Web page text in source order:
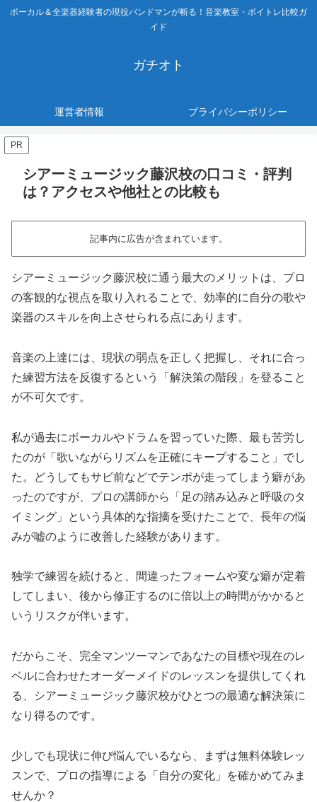
ボーカル＆全楽器経験者の現役バンドマンが斬る！音楽教室・ボイトレ比較ガ
イド
ガチオト
運営者情報 プライバシーポリシー
PR
シアーミュージック藤沢校の口コミ・評判
は？アクセスや他社との比較も
記事内に広告が含まれています。
シアーミュージック藤沢校に通う最大のメリットは、プロ
の客観的な視点を取り入れることで、効率的に自分の歌や
楽器のスキルを向上させられる点にあります。
音楽の上達には、現状の弱点を正しく把握し、それに合っ
た練習方法を反復するという「解決策の階段」を登ること
が不可欠です。
私が過去にボーカルやドラムを習っていた際、最も苦労し
たのが「歌いながらリズムを正確にキープすること」でし
た。どうしてもサビ前などでテンポが走ってしまう癖があ
ったのですが、プロの講師から「足の踏み込みと呼吸のタ
イミング」という具体的な指摘を受けたことで、長年の悩
みが嘘のように改善した経験があります。
独学で練習を続けると、間違ったフォームや変な癖が定着
してしまい、後から修正するのに倍以上の時間がかかると
いうリスクが伴います。
だからこそ、完全マンツーマンであなたの目標や現在のレ
ベルに合わせたオーダーメイドのレッスンを提供してくれ
る、シアーミュージック藤沢校がひとつの最適な解決策に
なり得るのです。
少しでも現状に伸び悩んでいるなら、まずは無料体験レッ
スンで、プロの指導による「自分の変化」を確かめてみま
せんか？